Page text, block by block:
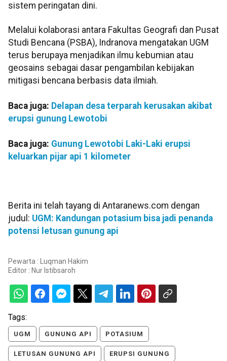
sistem peringatan dini.
Melalui kolaborasi antara Fakultas Geografi dan Pusat
Studi Bencana (PSBA), Indranova mengatakan UGM
terus berupaya menjadikan ilmu kebumian atau
geosains sebagai dasar pengambilan kebijakan
mitigasi bencana berbasis data ilmiah.
Baca juga: Delapan desa terparah kerusakan akibat
erupsi gunung Lewotobi
Baca juga: Gunung Lewotobi Laki-Laki erupsi
keluarkan pijar api 1 kilometer
Berita ini telah tayang di Antaranews.com dengan
judul: UGM: Kandungan potasium bisa jadi penanda
potensi letusan gunung api
Pewarta : Luqman Hakim
Editor : Nur Istibsaroh
Tags:
UGM GUNUNG API POTASIUM
LETUSAN GUNUNG API ERUPSI GUNUNG